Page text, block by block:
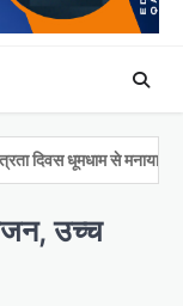
से मनाया गया
उच्च